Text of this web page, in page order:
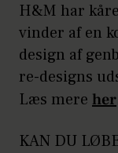
H&M har
vinder af en
design af
re-designs
Læs mere her
KAN DU